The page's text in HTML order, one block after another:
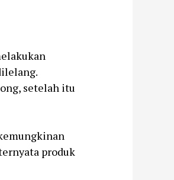
setelah itu
produk